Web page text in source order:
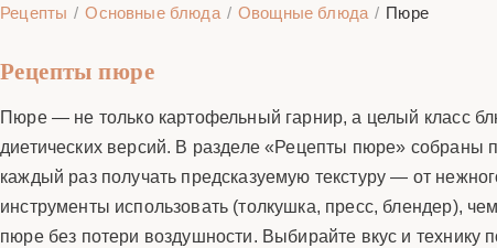
Рецепты Основные блюда Овощные блюда Пюре
Рецепты пюре
Пюре — не только картофельный гарнир, а целый класс
диетических версий. В разделе «Рецепты пюре»
каждый раз получать предсказуемую текстуру — от
инструменты использовать (толкушка, пресс, блендер),
пюре без потери воздушности. Выбирайте вкус и технику